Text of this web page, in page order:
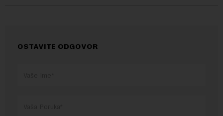
OSTAVITE ODGOVOR